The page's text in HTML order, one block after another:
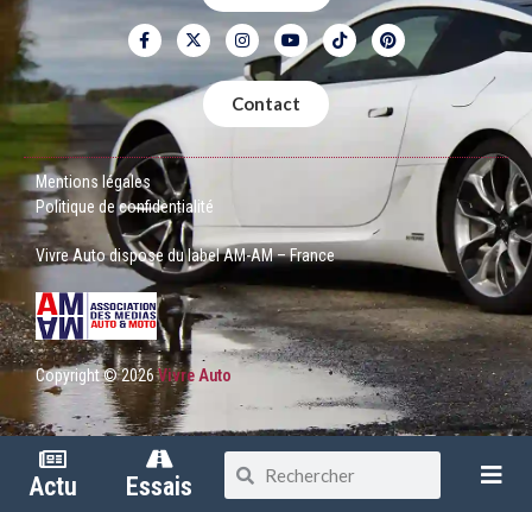
Contact
Mentions légales
Politique de confidentialité
Vivre Auto dispose du label AM-AM – France
Copyright © 2026Vivre Auto
Actu Essais